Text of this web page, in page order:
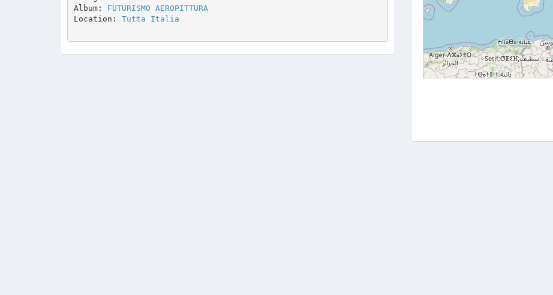
Album: FUTURISMO AEROPITTURA
Location: Tutta Italia